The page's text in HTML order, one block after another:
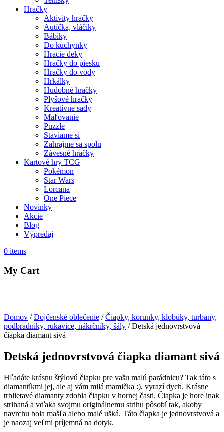
Hračky
Aktivity hračky
Autíčka, vláčiky
Bábiky
Do kuchynky
Hracie deky
Hračky do piesku
Hračky do vody
Hrkálky
Hudobné hračky
Plyšové hračky
Kreatívne sady
Maľovanie
Puzzle
Staviame si
Zahrajme sa spolu
Závesné hračky
Kartové hry TCG
Pokémon
Star Wars
Lorcana
One Piece
Novinky
Akcie
Blog
Výpredaj
0 items
My Cart
Domov /Dojčenské oblečenie /Čiapky, korunky, klobúky, turbany,
podbradníky, rukavice, nákrčníky, šály / Detská jednovrstvová
čiapka diamant sivá
Detská jednovrstvová čiapka diamant sivá
Hľadáte krásnu štýlovú čiapku pre vašu malú parádnicu? Tak táto s
diamantíkmi jej, ale aj vám milá mamička :), vyrazí dych. Krásne
trblietavé diamanty zdobia čiapku v hornej časti. Čiapka je hore inak
strihaná a vďaka svojmu originálnemu strihu pôsobí tak, akoby
navrchu bola mašľa alebo malé ušká. Táto čiapka je jednovrstvová a
je naozaj veľmi príjemná na dotyk.